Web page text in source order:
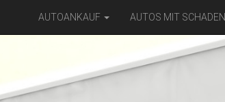
AUTOANKAUF AUTOS MIT SCHADEN